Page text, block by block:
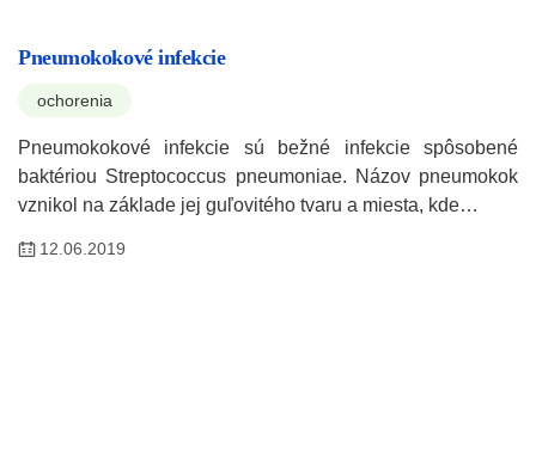
Pneumokokové infekcie
ochorenia
Pneumokokové infekcie sú bežné infekcie spôsobené
baktériou Streptococcus pneumoniae. Názov pneumokok
vznikol na základe jej guľovitého tvaru a miesta, kde…
12.06.2019